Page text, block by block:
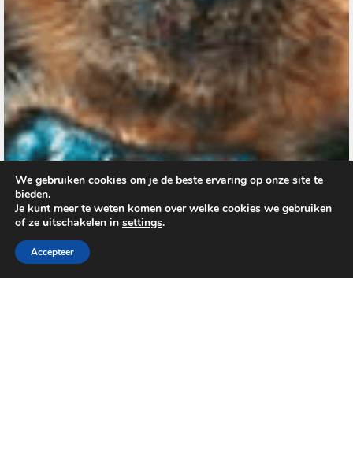
We gebruiken cookies om je de beste ervaring op onze site te
bieden.
Je kunt meer te weten komen over welke cookies we gebruiken
of ze uitschakelen in settings.
Accepteer